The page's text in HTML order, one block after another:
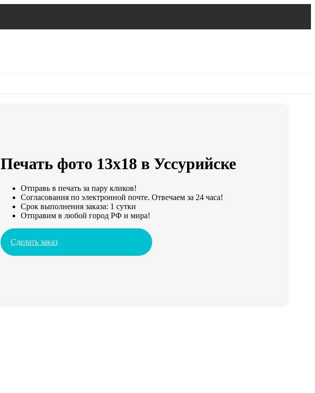
Печать фото 13х18 в Уссурийске
Отправь в печать за пару кликов!
Согласования по электронной почте. Отвечаем за 24 часа!
Срок выполнения заказа: 1 сутки
Отправим в любой город РФ и мира!
Сделать заказ